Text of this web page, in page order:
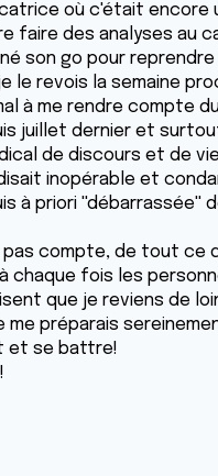
où c'était encore
faire des analyses au
son go pour
le revois la semaine
à me rendre compte
juillet dernier et
de discours et de vie
inopérable et
à priori ''débarrassée''
pas compte, de tout ce
chaque fois les
que je reviens de
me préparais
et se battre!